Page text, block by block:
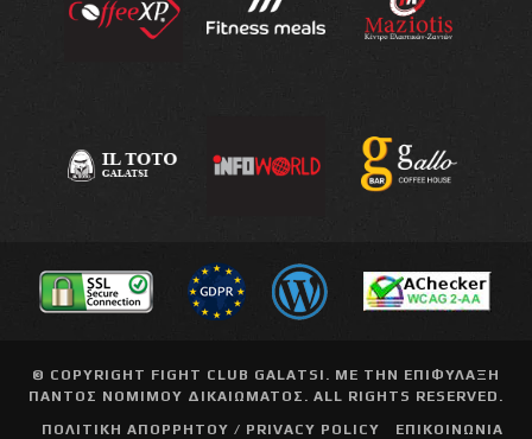
© COPYRIGHT FIGHT CLUB GALATSI
. ΜΕ ΤΗΝ ΕΠΙΦΥΛΑΞΗ
ΠΑΝΤΟΣ ΝΟΜΙΜΟΥ ΔΙΚΑΙΩΜΑΤΟΣ. ALL RIGHTS RESERVED.
ΠΟΛΙΤΙΚΗ ΑΠΟΡΡΗΤΟΥ / PRIVACY POLICY
ΕΠΙΚΟΙΝΩΝΙΑ